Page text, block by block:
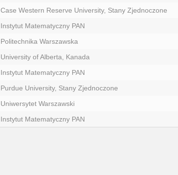
Case Western Reserve University, Stany Zjednoczone
Instytut Matematyczny PAN
Politechnika Warszawska
University of Alberta, Kanada
Instytut Matematyczny PAN
Purdue University, Stany Zjednoczone
Uniwersytet Warszawski
Instytut Matematyczny PAN